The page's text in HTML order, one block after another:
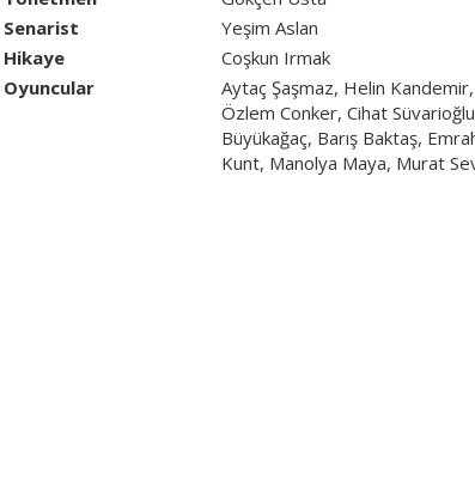
Avni Danyal, Esra Ronabar, Deniz Işın, Özlem
Elçin Zehra İrem, Nihan Büyükağaç, Barış Baktaş,
Karaoğlu, Yılmaz Kunt, Manolya Maya, Murat
alıyor.
Senarist
Yeşim Aslan
Hikaye
Coşkun Irmak
Oyuncular
Aytaç Şaşmaz, Helin
Özlem Conker, Cihat
Büyükağaç, Barış Baktaş,
Kunt, Manolya Maya, Murat